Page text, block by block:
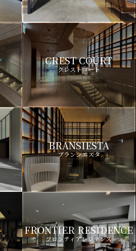
CREST COURT
クレストコート
BRANSIESTA
ブランシエスタ
FRONTIER RESIDENCE
フロンティアレジデンス